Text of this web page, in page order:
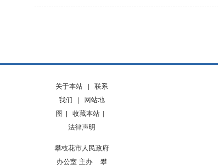
关于本站 |
联系
我们
|
网站地
图 | 收藏本站 |
法律声明
攀枝花市人民政府
办公室 主办 攀